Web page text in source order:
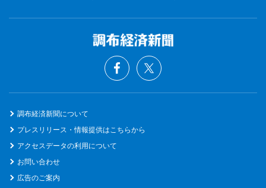
調布経済新聞について
プレスリリース・情報提供はこちらから
アクセスデータの利用について
お問い合わせ
広告のご案内